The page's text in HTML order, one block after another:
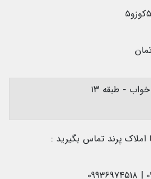
املاک پرند تماس بگیرید :